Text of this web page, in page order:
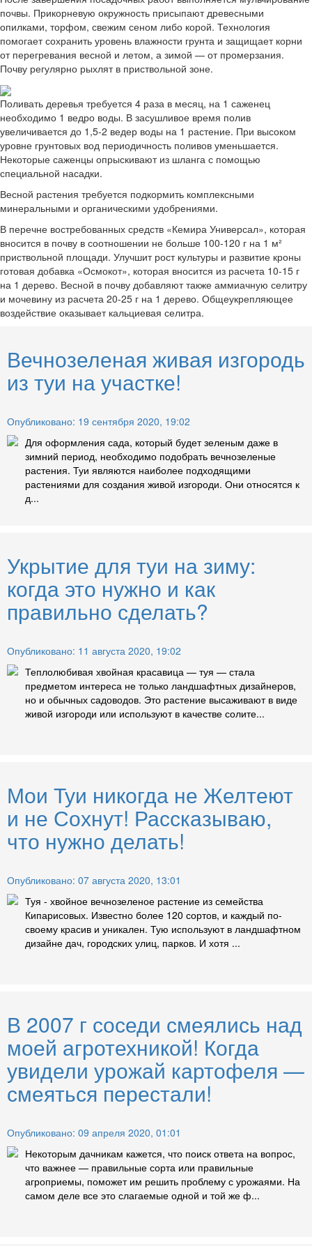
почвы. Прикорневую окружность присыпают древесными
опилками, торфом, свежим сеном либо корой. Технология
помогает сохранить уровень влажности грунта и защищает корни
от перегревания весной и летом, а зимой — от промерзания.
Почву регулярно рыхлят в приствольной зоне.
Поливать деревья требуется 4 раза в месяц, на 1 саженец
необходимо 1 ведро воды. В засушливое время полив
увеличивается до 1,5-2 ведер воды на 1 растение. При высоком
уровне грунтовых вод периодичность поливов уменьшается.
Некоторые саженцы опрыскивают из шланга с помощью
специальной насадки.
Весной растения требуется подкормить комплексными
минеральными и органическими удобрениями.
В перечне востребованных средств «Кемира Универсал», которая
вносится в почву в соотношении не больше 100-120 г на 1 м²
приствольной площади. Улучшит рост культуры и развитие кроны
готовая добавка «Осмокот», которая вносится из расчета 10-15 г
на 1 дерево. Весной в почву добавляют также аммиачную селитру
и мочевину из расчета 20-25 г на 1 дерево. Общеукрепляющее
воздействие оказывает кальциевая селитра.
Вечнозеленая живая изгородь
из туи на участке!
Опубликовано: 19 сентября 2020, 19:02
Для оформления сада, который будет зеленым даже в
зимний период, необходимо подобрать вечнозеленые
растения. Туи являются наиболее подходящими
растениями для создания живой изгороди. Они относятся к
д...
Укрытие для туи на зиму:
когда это нужно и как
правильно сделать?
Опубликовано: 11 августа 2020, 19:02
Теплолюбивая хвойная красавица — туя — стала
предметом интереса не только ландшафтных дизайнеров,
но и обычных садоводов. Это растение высаживают в виде
живой изгороди или используют в качестве солите...
Мои Туи никогда не Желтеют
и не Сохнут! Рассказываю,
что нужно делать!
Опубликовано: 07 августа 2020, 13:01
Туя - хвойное вечнозеленое растение из семейства
Кипарисовых. Известно более 120 сортов, и каждый по-
своему красив и уникален. Тую используют в ландшафтном
дизайне дач, городских улиц, парков. И хотя ...
В 2007 г соседи смеялись над
моей агротехникой! Когда
увидели урожай картофеля —
смеяться перестали!
Опубликовано: 09 апреля 2020, 01:01
Некоторым дачникам кажется, что поиск ответа на вопрос,
что важнее — правильные сорта или правильные
агроприемы, поможет им решить проблему с урожаями. На
самом деле все это слагаемые одной и той же ф...